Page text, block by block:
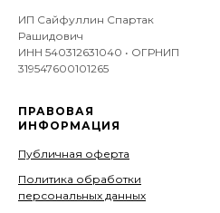
ИП Сайфуллин Спартак
Рашидович
ИНН 540312631040 • ОГРНИП
319547600101265
ПРАВОВАЯ
ИНФОРМАЦИЯ
Публичная оферта
Политика обработки
персональных данных